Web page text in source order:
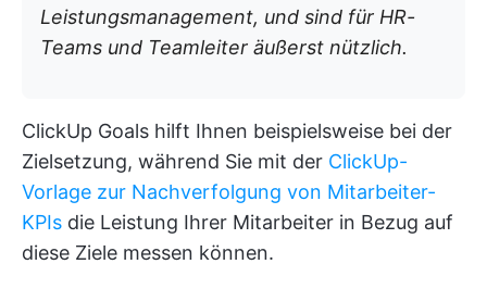
Leistungsmanagement, und sind für HR-
Teams und Teamleiter äußerst nützlich.
ClickUp Goals hilft Ihnen beispielsweise bei der
Zielsetzung, während Sie mit der ClickUp-
Vorlage zur Nachverfolgung von Mitarbeiter-
KPIs die Leistung Ihrer Mitarbeiter in Bezug auf
diese Ziele messen können.